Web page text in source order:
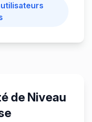
de Niveau